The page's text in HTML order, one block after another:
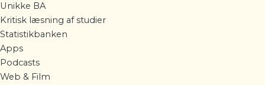
Unikke BA
Kritisk læsning af studier
Statistikbanken
Apps
Podcasts
Web & Film